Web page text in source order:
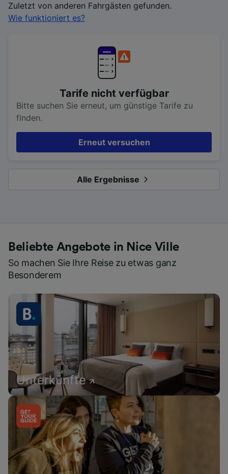
Zuletzt von anderen Fahrgästen gefunden.
Wie funktioniert es?
Tarife nicht verfügbar
Bitte suchen Sie erneut, um günstige Tarife zu
finden.
Erneut versuchen
Alle Ergebnisse
Beliebte Angebote in Nice Ville
So machen Sie Ihre Reise zu etwas ganz
Besonderem
Unterkünfte